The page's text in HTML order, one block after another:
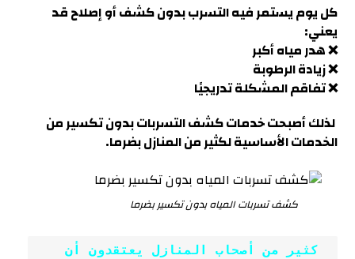
كل يوم يستمر فيه التسرب بدون كشف أو إصلاح قد
يعني:
❌ هدر مياه أكبر
❌ زيادة الرطوبة
❌ تفاقم المشكلة تدريجيًا
لذلك أصبحت خدمات كشف التسربات بدون تكسير من
الخدمات الأساسية لكثير من المنازل بضرما.
كشف تسربات المياه بدون تكسير بضرما